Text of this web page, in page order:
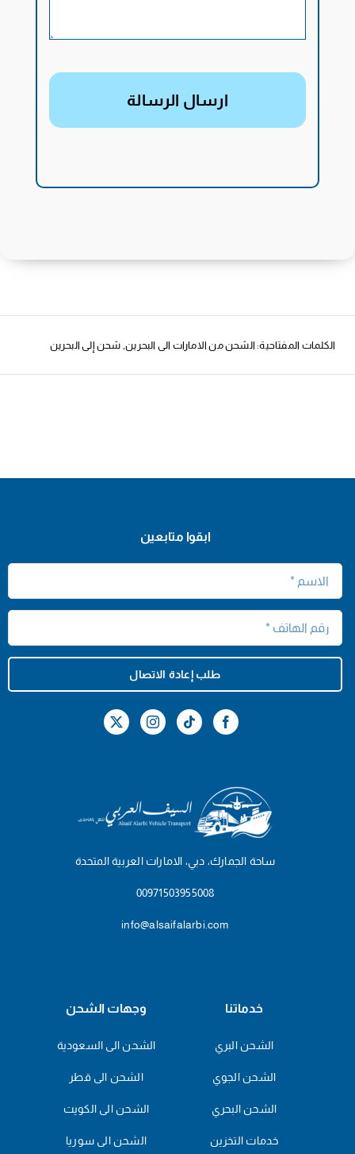
ارسال الرسالة
الكلمات المفتاحية: الشحن من الامارات الى البحرين, شحن إلى البحرين
ساحة الجمارك، دبي، الامارات العربية المتحدة
00971503955008
info@alsaifalarbi.com
خدماتنا
الشحن البري
الشحن الجوي
الشحن البحري
خدمات التخزين
وجهات الشحن
الشحن الى السعودية
الشحن الى قطر
الشحن الى الكويت
الشحن الى سوريا
ابقوا متابعين
طلب إعادة الاتصال